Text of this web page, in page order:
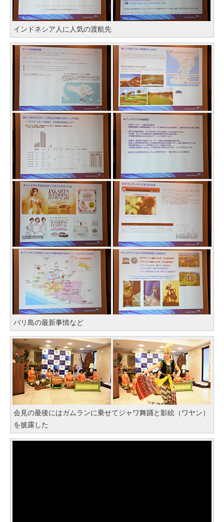
インドネシア人に人気の渡航先
バリ島の最新事情など
会見の最後にはガムランに乗せてジャワ舞踊と影絵（ワヤン）
を披露した